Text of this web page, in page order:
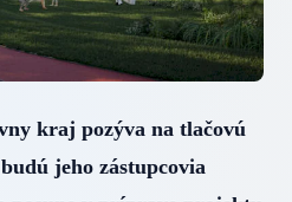
kraj pozýva na tlačovú
jeho zástupcovia